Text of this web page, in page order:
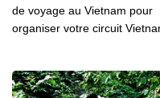
de voyage au Vietnam pour
organiser votre circuit
pour vos séjours